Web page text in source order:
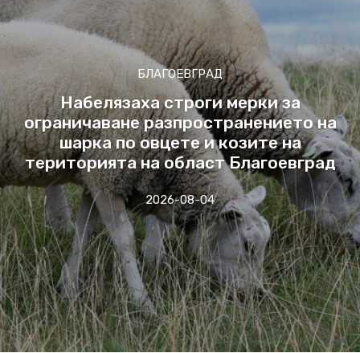
БЛАГОЕВГРАД
Набелязаха строги мерки за
ограничаване разпространението на
шарка по овцете и козите на
територията на област Благоевград
2026-08-04